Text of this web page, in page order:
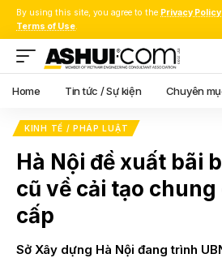
By using this site, you agree to the Privacy Policy
Terms of Use.
Home Tin tức / Sự kiện Chuyên
KINH TẾ / PHÁP LUẬT
Hà Nội đề xuất bãi
cũ về cải tạo
cấp
Sở Xây dựng Hà Nội đang trình